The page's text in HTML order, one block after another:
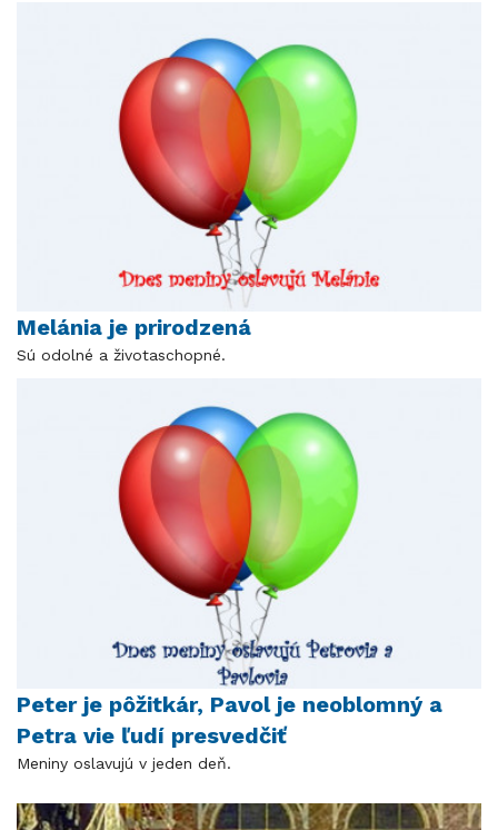
Melánia je prirodzená
Sú odolné a životaschopné.
Peter je pôžitkár, Pavol je neoblomný a
Petra vie ľudí presvedčiť
Meniny oslavujú v jeden deň.